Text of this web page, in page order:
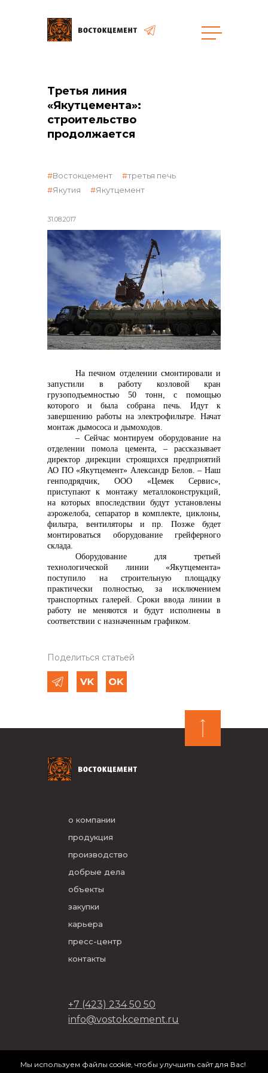
Объекты
общая информация
объявленные закупки
реализация неликвидов
контакты отдела закупок
Контакты
+7 (423) 234 50 50
info@vostokcement.ru
Третья линия
«Якутцемента»:
строительство
продолжается
31.08.2017
Востокцемент
третья печь
Якутия
Якутцемент
На печном отделении смонтировали и
запустили в работу козловой кран
грузоподъемностью 50 тонн, с помощью
которого и была собрана печь. Идут к
завершению работы на электрофильтре. Начат
монтаж дымососа и дымоходов.
– Сейчас монтируем оборудование на
отделении помола цемента, – рассказывает
директор дирекции строящихся предприятий
АО ПО «Якутцемент» Александр Белов. – Наш
генподрядчик, ООО «Цемек Сервис»,
приступают к монтажу металлоконструкций,
на которых впоследствии будут установлены
аэрожелоба, сепаратор в комплекте, циклоны,
фильтра, вентиляторы и пр. Позже будет
монтироваться оборудование грейферного
склада.
Оборудование для третьей
технологической линии «Якутцемента»
поступило на строительную площадку
практически полностью, за исключением
транспортных галерей. Срокиввода линии в
работу не меняются и будут исполнены в
соответствии с назначенным графиком.
Поделиться статьей
о компании
продукция
производство
добрые дела
объекты
закупки
карьера
пресс-центр
контакты
+7 (423) 234 50 50
info@vostokcement.ru
разработано вDVIGA
Мы используем файлы cookie, чтобы улучшить сайт для Вас!